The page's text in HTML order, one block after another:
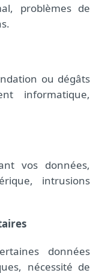
problèmes de
ou dégâts
informatique,
vos données,
intrusions
données
nécessité de